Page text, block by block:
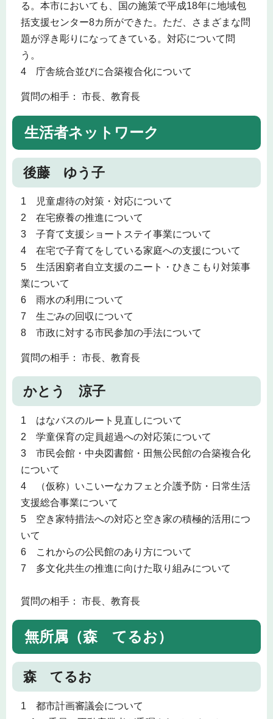
る。本市においても、国の施策で平成18年に地域包
括支援センター8カ所ができた。ただ、さまざまな問
題が浮き彫りになってきている。対応について問
う。
4 庁舎統合並びに合築複合化について
質問の相手： 市長、教育長
生活者ネットワーク
後藤 ゆう子
1 児童虐待の対策・対応について
2 在宅療養の推進について
3 子育て支援ショートステイ事業について
4 在宅で子育てをしている家庭への支援について
5 生活困窮者自立支援のニート・ひきこもり対策事
業について
6 雨水の利用について
7 生ごみの回収について
8 市政に対する市民参加の手法について
質問の相手： 市長、教育長
かとう 涼子
1 はなバスのルート見直しについて
2 学童保育の定員超過への対応策について
3 市民会館・中央図書館・田無公民館の合築複合化
について
4 （仮称）いこいーなカフェと介護予防・日常生活
支援総合事業について
5 空き家特措法への対応と空き家の積極的活用につ
いて
6 これからの公民館のあり方について
7 多文化共生の推進に向けた取り組みについて
質問の相手： 市長、教育長
無所属（森 てるお）
森 てるお
1 都市計画審議会について